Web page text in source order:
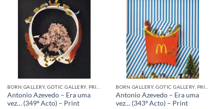
Antonio Azevedo – Era uma
vez… (349º Acto) – Print
Antonio Azevedo – Era uma
vez… (343º Acto) – Print